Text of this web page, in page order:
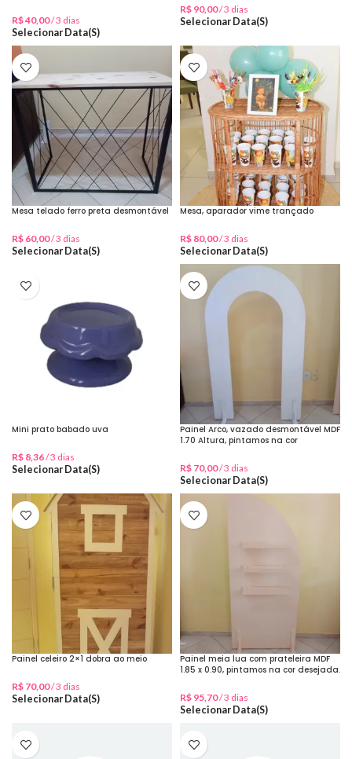
R$40,00/ 3 dias
Selecionar Data(s)
R$ 90,00/ 3 dias
Selecionar Data(s)
Mesa telado ferro preta desmontável
R$ 60,00/ 3 dias
Selecionar Data(s)
Mesa, aparador vime trançado
R$ 80,00/ 3 dias
Selecionar Data(s)
Mini prato babado uva
R$ 8,36/ 3 dias
Selecionar Data(s)
Painel Arco, vazado desmontável MDF
1.70 Altura, pintamos na cor
R$ 70,00/ 3 dias
Selecionar Data(s)
Painel celeiro 2×1 dobra ao meio
R$ 70,00/ 3 dias
Selecionar Data(s)
Painel meia lua com prateleira MDF
1.85 x 0.90, pintamos na cor desejada.
R$ 95,70/ 3 dias
Selecionar Data(s)